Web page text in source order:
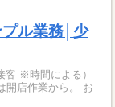
ル業務│少
客 ※時間による）
店作業から。 お